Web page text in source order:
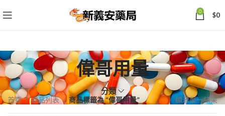
0 $0
偉哥用量
分類
首頁 商品列表 商品標籤為 “偉哥用量” 顯示單一結果